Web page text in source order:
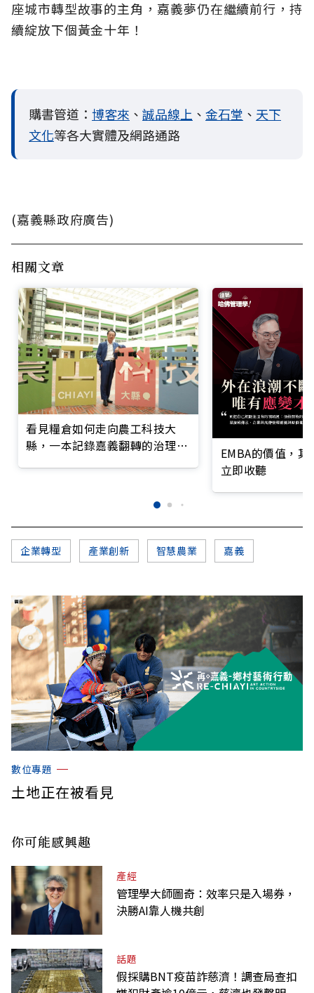
座城市轉型故事的主角，嘉義夢仍在繼續前行，持
續綻放下個黃金十年！
購書管道： 博客來 、 誠品線上 、 金石堂 、 天下
文化等各大實體及網路通路
(嘉義縣政府廣告)
相關文章
看見糧倉如何走向農工科技大
縣，一本記錄嘉義翻轉的治理實
EMBA的價值，
立即收聽
企業轉型 產業創新 智慧農業 嘉義
數位專題
土地正在被看見
你可能感興趣
產經
管理學大師圖奇：效率只是入場券，
決勝AI靠人機共創
話題
假採購BNT疫苗詐慈濟！調查局查扣